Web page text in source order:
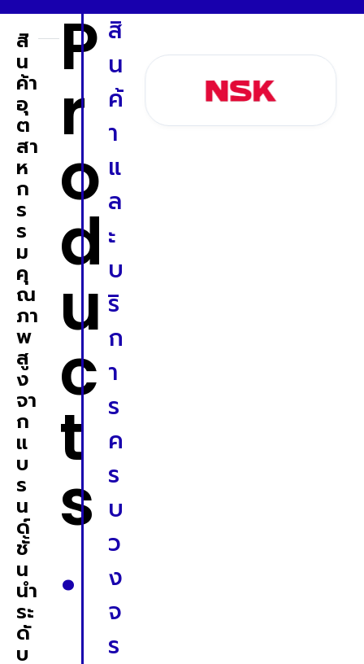
สิ
น
ค้า
อุ
ต
สา
ห
ก
ร
ร
ม
คุ
ณ
ภา
พ
สู
ง
จา
ก
แ
บ
ร
น
ด์
ชั้
น
นำ
ระ
ดั
บ
P
r
o
d
u
c
t
s
.
สิ
น
ค้
า
แ
ล
ะ
บ
ริ
ก
า
ร
ค
ร
บ
ว
ง
จ
ร